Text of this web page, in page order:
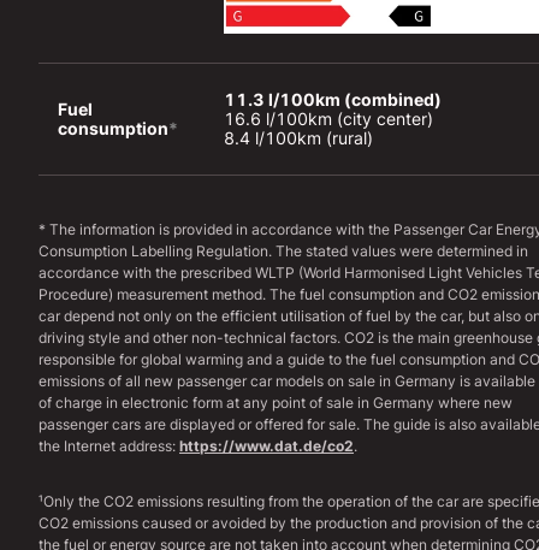
Fuel
consumption*
11.3 l/100km (combined)
16.6 l/100km (city center)
8.4 l/100km (rural)
* The information is provided in accordance with the Passenger Car
Consumption Labelling Regulation. The stated values were determined in
accordance with the prescribed WLTP (World Harmonised Light Vehicles
Procedure) measurement method. The fuel consumption and CO2
car depend not only on the efficient utilisation of fuel by the car, but also
driving style and other non-technical factors. CO2 is the main greenhouse
responsible for global warming and a guide to the fuel consumption and
emissions of all new passenger car models on sale in Germany is available
of charge in electronic form at any point of sale in Germany where new
passenger cars are displayed or offered for sale. The guide is also
the Internet address: https://www.dat.de/co2.
¹Only the CO2 emissions resulting from the operation of the car are
CO2 emissions caused or avoided by the production and provision of the
the fuel or energy source are not taken into account when determining